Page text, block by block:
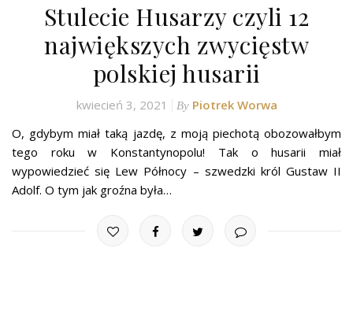
Stulecie Husarzy czyli 12
największych zwycięstw
polskiej husarii
kwiecień 3, 2021 By Piotrek Worwa
O, gdybym miał taką jazdę, z moją piechotą obozowałbym
tego roku w Konstantynopolu! Tak o husarii miał
wypowiedzieć się Lew Północy – szwedzki król Gustaw II
Adolf. O tym jak groźna była…